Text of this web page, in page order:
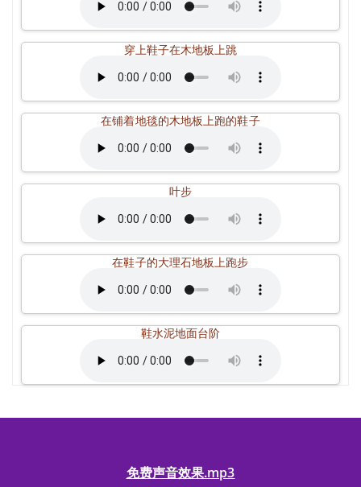
穿上鞋子在木地板上跳
在铺着地毯的木地板上跑的鞋子
叶步
在鞋子的大理石地板上跑步
鞋水泥地面台阶
免费声音效果.mp3